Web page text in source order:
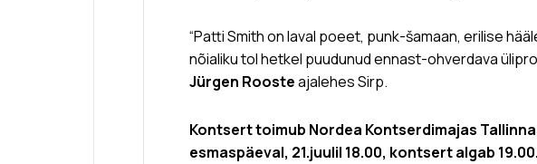
“Patti Smith on laval poeet, punk-šamaan, erilise
nõialiku tol hetkel puudunud ennast-ohverdava
Jürgen Roosteajalehes Sirp.
Kontsert toimub Nordea Kontserdimajas
esmaspäeval, 21.juulil 18.00, kontsert algab